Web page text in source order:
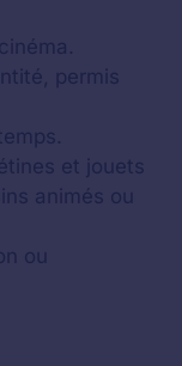
permis
et jouets
animés ou
ou